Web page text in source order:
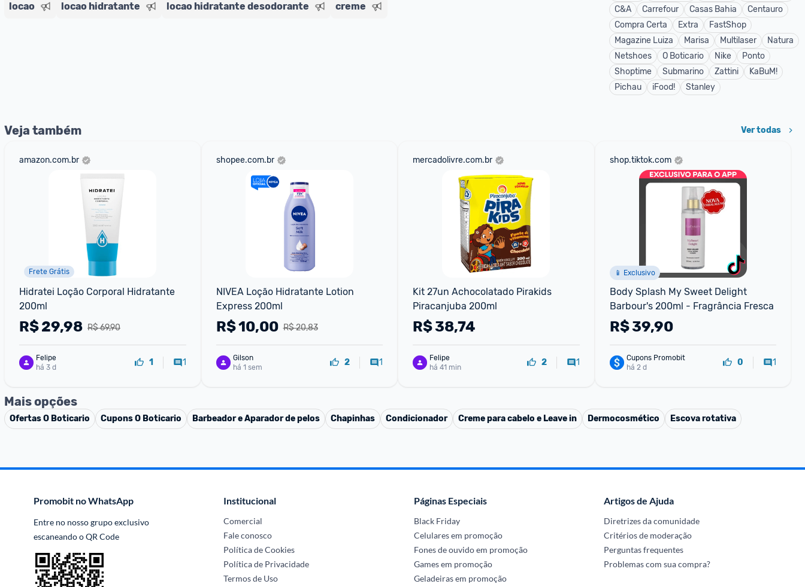
locao
locao hidratante locao hidratante desodorante creme
C&A
Carrefour Casas Bahia
Centauro
Compra Certa
Extra
FastShop
Magazine Luiza
Marisa Multilaser
Natura
Netshoes
O Boticario Nike
Ponto
Shoptime
Submarino Zattini
KaBuM!
Pichau
iFood! Stanley
Veja também Ver todas
amazon.com.br
Frete Grátis
Hidratei Loção Corporal Hidratante
200ml
R$ 69,90
R$29,98
Felipe
há 3 d
1 1
shopee.com.br
NIVEA Loção Hidratante Lotion
Express 200ml
R$ 20,83
R$10,00
Gilson
há 1 sem
2 1
mercadolivre.com.br
Kit 27un Achocolatado Pirakids
Piracanjuba 200ml
R$38,74
Felipe
há 41 min
2 1
shop.tiktok.com
📱 Exclusivo
Body Splash My Sweet Delight
Barbour's 200ml - Fragrância Fresca
R$39,90
Cupons Promobit
há 2 d
0 1
Mais opções
OfertasO Boticario CuponsO Boticario Barbeador e Aparador de pelos Chapinhas Condicionador Creme para cabelo e Leave in Dermocosmético Escova rotativa
Promobit no WhatsApp
Entre no nosso grupo exclusivo
escaneando o QR Code
Institucional
Comercial
Fale conosco
Política de Cookies
Política de Privacidade
Termos de Uso
Páginas Especiais
Black Friday
Celulares em promoção
Fones de ouvido em promoção
Games em promoção
Geladeiras em promoção
Artigos de Ajuda
Diretrizes da comunidade
Critérios de moderação
Perguntas frequentes
Problemas com sua compra?